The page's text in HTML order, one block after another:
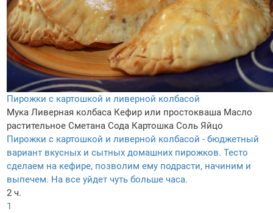
Пирожки с картошкой и ливерной колбасой
Мука Ливерная колбаса Кефир или простокваша Масло
растительное Сметана Сода Картошка Соль Яйцо
Пирожки с картошкой и ливерной колбасой - бюджетный
вариант вкусных и сытных домашних пирожков. Тесто
сделаем на кефире, позволим ему подрасти, начиним и
выпечем. На все уйдет чуть больше часа.
2 ч.
1